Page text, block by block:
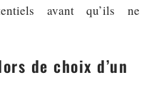
avant qu’ils ne
de choix d’un